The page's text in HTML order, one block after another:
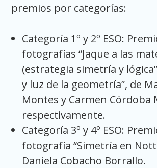
premios por categorías:
Categoría 1º y 2º ESO:
fotografías “Jaque a las
(estrategia simetría y
y luz de la geometría”, de
Montes y Carmen Córdoba
respectivamente.
Categoría 3º y 4º ESO:
fotografía “Simetría en
Daniela Cobacho Borrallo.